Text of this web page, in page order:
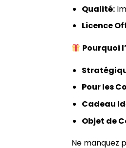
Qualité:
Licence
Pourquoi
Pour les
Cadeau
Objet de
Ne manquez